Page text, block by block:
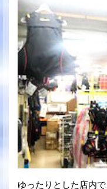
ゆったりとした店内